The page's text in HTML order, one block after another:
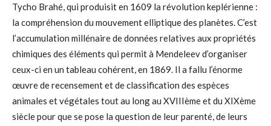
Tycho Brahé, qui produisit en 1609 la révolution keplérienne :
la compréhension du mouvement elliptique des planètes. C’est
l’accumulation millénaire de données relatives aux propriétés
chimiques des éléments qui permit à Mendeleev d’organiser
ceux-ci en un tableau cohérent, en 1869. Il a fallu l’énorme
œuvre de recensement et de classification des espèces
animales et végétales tout au long au XVIIIème et du XIXème
siècle pour que se pose la question de leur parenté, de leurs